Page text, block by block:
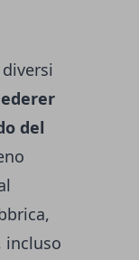
del
incluso